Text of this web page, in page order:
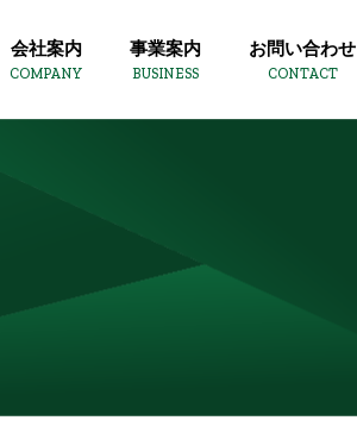
会社案内
COMPANY
事業案内
BUSINESS
お問い合わせ
CONTACT